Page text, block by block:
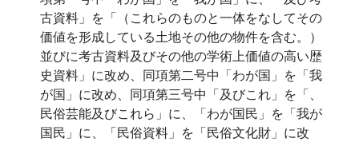
古資料」を「（これらのものと一体をなしてその
価値を形成している土地その他の物件を含む。）
並びに考古資料及びその他の学術上価値の高い歴
史資料」に改め、同項第二号中「わが国」を「我
が国」に改め、同項第三号中「及びこれ」を「、
民俗芸能及びこれら」に、「わが国民」を「我が
国民」に、「民俗資料」を「民俗文化財」に改